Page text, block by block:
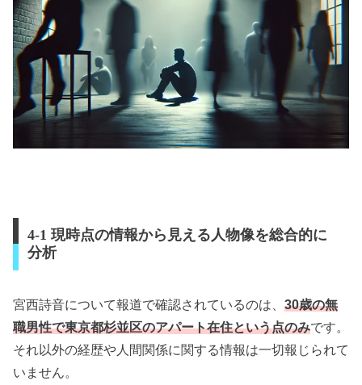
4-1 現時点の情報から見える人物像を総合的に
分析
宮西詩音について報道で確認されているのは、 30歳の無
職男性で東京都杉並区のアパート在住という点のみです。
それ以外の経歴や人間関係に関する情報は一切報じられて
いません。